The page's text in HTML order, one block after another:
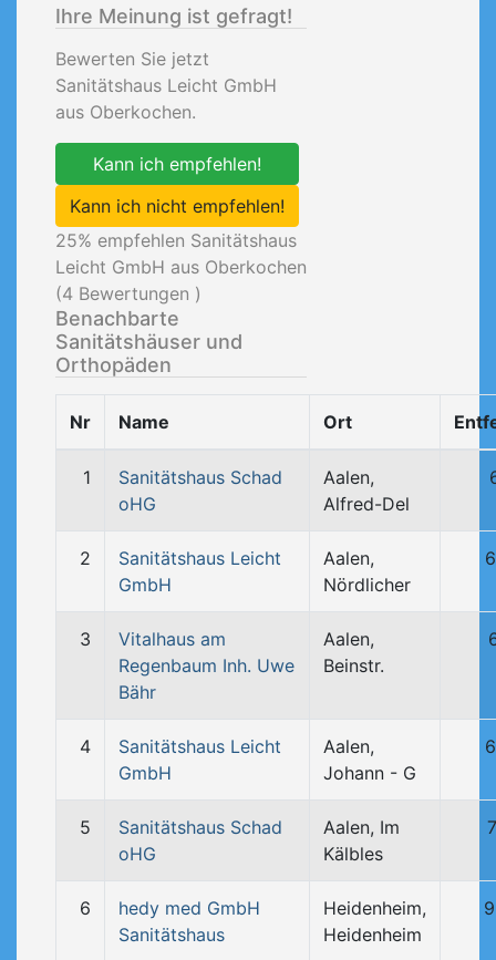
Ihre Meinung ist gefragt!
Bewerten Sie jetzt
Sanitätshaus Leicht GmbH
aus Oberkochen.
Kann ich empfehlen!
Kann ich nicht empfehlen!
25% empfehlen Sanitätshaus
Leicht GmbH aus Oberkochen
(4 Bewertungen )
Benachbarte
Sanitätshäuser und
Orthopäden
Nr Name Ort
1
Sanitätshaus Schad
oHG
Aalen,
Alfred-Del
2
Sanitätshaus Leicht
GmbH
Aalen,
Nördlicher
3
Vitalhaus am
Regenbaum Inh. Uwe
Bähr
Aalen,
Beinstr.
4
Sanitätshaus Leicht
GmbH
Aalen,
Johann - G
5
Sanitätshaus Schad
oHG
Aalen, Im
Kälbles
6
hedy med GmbH
Sanitätshaus
Heidenheim,
Heidenheim